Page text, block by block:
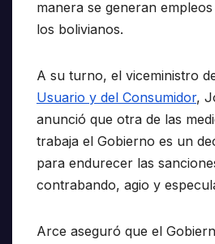
manera se generan
los bolivianos.
A su turno, el viceministro
Usuario y del Consumidor,
anunció que otra de las
trabaja el Gobierno es un
para endurecer las
contrabando, agio y
Arce aseguró que el